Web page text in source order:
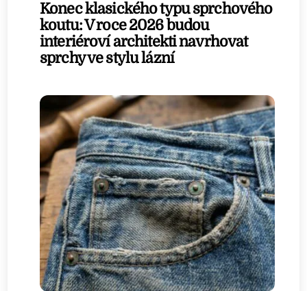
Konec klasického typu sprchového
koutu: V roce 2026 budou
interiéroví architekti navrhovat
sprchy ve stylu lázní